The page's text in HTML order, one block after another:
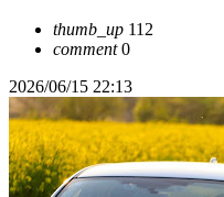
thumb_up 112
comment0
2026/06/15 22:13